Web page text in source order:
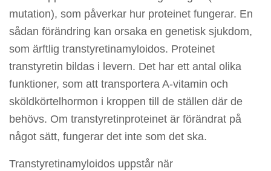
mutation), som påverkar hur proteinet fungerar. En
sådan förändring kan orsaka en genetisk sjukdom,
som ärftlig transtyretinamyloidos. Proteinet
transtyretin bildas i levern. Det har ett antal olika
funktioner, som att transportera A-vitamin och
sköldkörtelhormon i kroppen till de ställen där de
behövs. Om transtyretinproteinet är förändrat på
något sätt, fungerar det inte som det ska.
Transtyretinamyloidos uppstår när